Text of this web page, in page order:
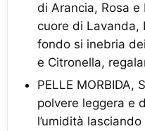
di Arancia, Rosa e
cuore di Lavanda,
fondo si inebria
e Citronella,
PELLE MORBIDA,
polvere leggera e
l’umidità